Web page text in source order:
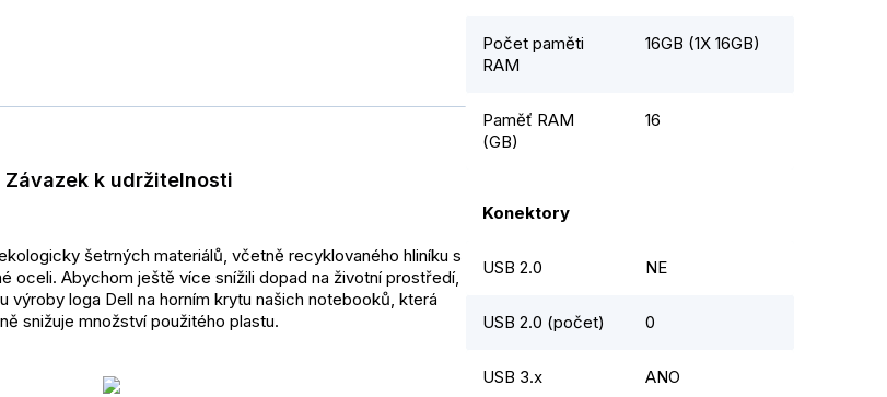
Závazek k udržitelnosti
šetrných materiálů, včetně recyklovaného hliníku s
oceli. Abychom ještě více snížili dopad na životní prostředí,
výroby loga Dell na horním krytu našich notebooků, která
snižuje množství použitého plastu.
Počet paměti
RAM
16GB (1X 16GB)
Paměť RAM
(GB)
16
Konektory
USB 2.0 NE
USB 2.0 (počet) 0
USB 3.x ANO